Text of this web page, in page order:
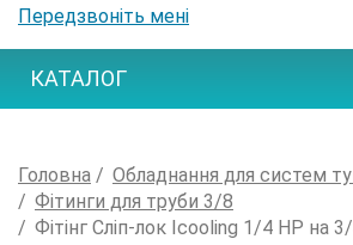
Передзвоніть мені
КАТАЛОГ
Головна Обладнання для систем
Фітинги для труби 3/8
Фітінг Сліп-лок Icooling 1/4 НР на